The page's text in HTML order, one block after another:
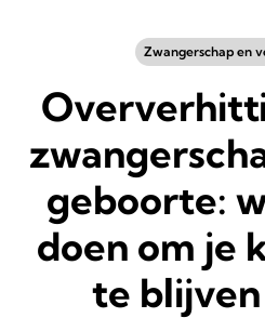
Zwangerschap en
geboorte:
doen om je
te